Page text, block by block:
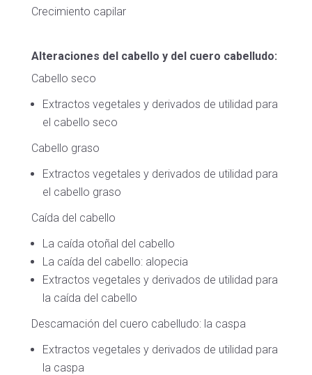
Crecimiento capilar
Alteraciones del cabello y del cuero cabelludo:
Cabello seco
Extractos vegetales y derivados de utilidad para
el cabello seco
Cabello graso
Extractos vegetales y derivados de utilidad para
el cabello graso
Caída del cabello
La caída otoñal del cabello
La caída del cabello: alopecia
Extractos vegetales y derivados de utilidad para
la caída del cabello
Descamación del cuero cabelludo: la caspa
Extractos vegetales y derivados de utilidad para
la caspa